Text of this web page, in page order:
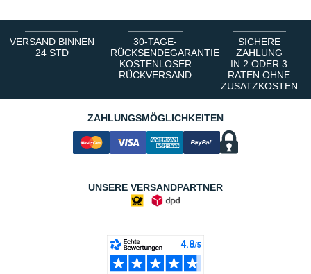
VERSAND BINNEN
24 STD
30-TAGE-
RÜCKSENDEGARANTIE
KOSTENLOSER
RÜCKVERSAND
SICHERE
ZAHLUNG
IN 2 ODER 3
RATEN OHNE
ZUSATZKOSTEN
ZAHLUNGSMÖGLICHKEITEN
UNSERE VERSANDPARTNER